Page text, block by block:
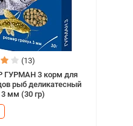
(13)
3 корм для
рыб деликатесный
3 мм (30 гр)